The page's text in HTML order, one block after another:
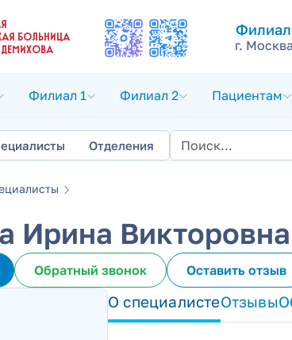
БОЛЬНИЦА
ДЕМИХОВА
г.
Филиал 1 Филиал 2 Пациентам
Отделения
Ирина Викторовна
Обратный звонок Оставить отзыв
О специалистеОтзывы